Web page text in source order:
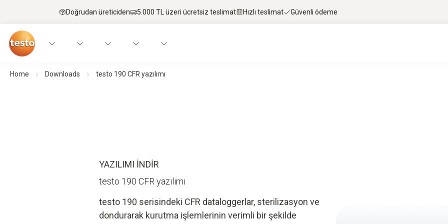
Doğrudan üreticiden 5.000 TL üzeri ücretsiz teslimat Hızlı teslimat Güvenli ödeme
Home Downloads testo 190 CFR yazılımı
YAZILIMI INDIR
testo 190 CFR yazılımı
testo 190 serisindeki CFR dataloggerlar, sterilizasyon ve
dondurarak kurutma işlemlerinin verimli bir şekilde